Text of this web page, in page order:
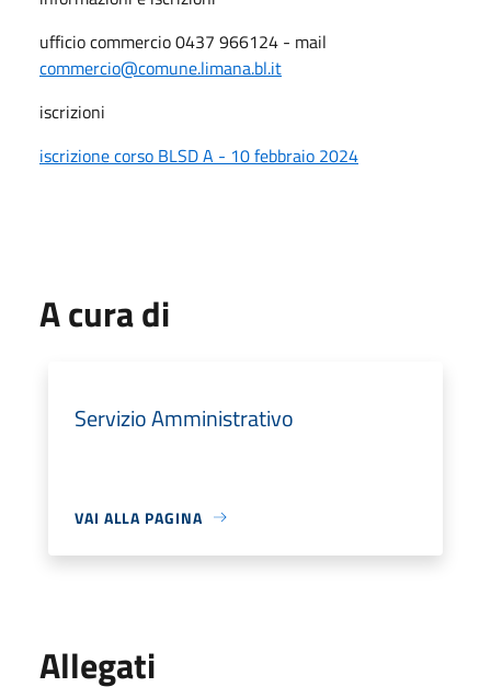
ufficio commercio 0437 966124 - mail
commercio@comune.limana.bl.it
iscrizioni
iscrizione corso BLSD A - 10 febbraio 2024
A cura di
Servizio Amministrativo
VAI ALLA PAGINA
Allegati